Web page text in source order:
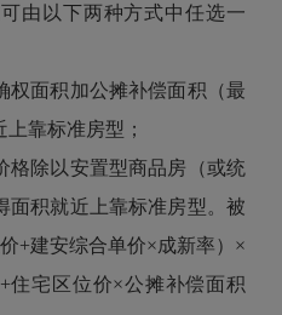
由以下两种方式中任选一
面积加公摊补偿面积（最
靠标准房型；
除以安置型商品房（或统
面积就近上靠标准房型。被
+建安综合单价×成新率）×
住宅区位价×公摊补偿面积